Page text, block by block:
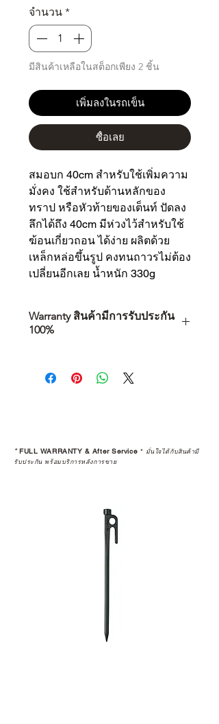
จำนวน *
มีสินค้าเหลือในสต็อกเพียง 2 ชิ้น
เพิ่มลงในรถเข็น
ซื้อเลย
สมอบก 40cm สำหรับใช้เพิ่มความ
มั่งคง ใช้สำหรับด้านหลักของ
ทราป หรือหัวท้ายของเต็นท์ ปัดลง
ลึกได้ถึง 40cm มีห่วงไว้สำหรับใช้
ฆ้อนเกี่ยวถอน ได้ง่าย ผลิตด้วย
เหล็กหล่อขึ้นรูป คงทนถาวรไม่ต้อง
เปลี่ยนอีกเลย น้ำหนัก 330g
Warranty สินค้ามีการรับประกัน
100%
คุณตัดสินใจซื้อ แต่รวมไปถึง
“ประสบการณ์หลังการใช้งาน” ใน
STUDIO และร้านตัวแทนจำหน่ายที่
ได้รับการแต่งตั้งอย่างเป็นทางการ จะ
มาตรฐานของแบรนด์ ไม่ว่าจะ
เป็นการให้คำแนะนำ การดูแลสินค้า
หรือการแก้ไขปัญหาที่อาจเกิดขึ้นใน
ค้าที่คุณกำลังเลือกซื้อนั้น มีการรับ
ประกันสินค้าจากตัวแทนจำหน่าย
อย่างเป็นทางการหรือไม่ เพื่อให้คุณ
*FULL WARRANTY & After Service * มั่นใจได้กับสินค้ามี
รับประกัน พร้อมบริการหลังการขาย